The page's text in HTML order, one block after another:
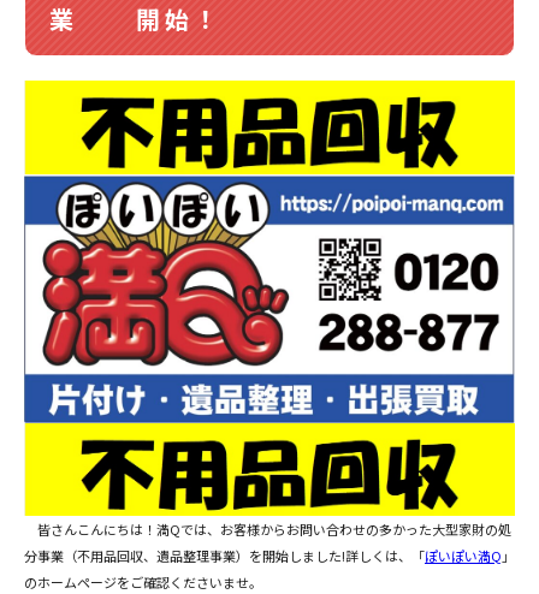
業 開始！
皆さんこんにちは！満Qでは、お客様からお問い合わせの多かった大型家財の処
分事業（不用品回収、遺品整理事業）を開始しました!詳しくは、「ぽいぽい満Q 」
のホームページをご確認くださいませ。